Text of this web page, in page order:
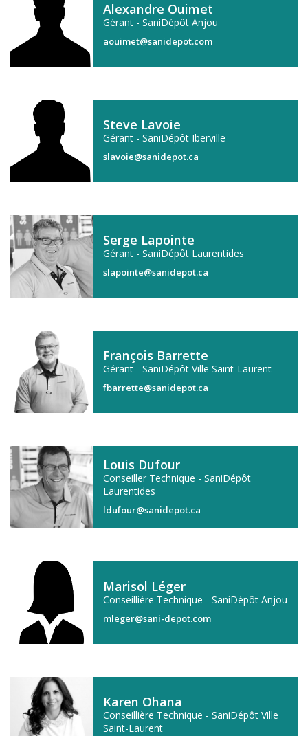
Alexandre Ouimet
Gérant - SaniDépôt Anjou
aouimet@sanidepot.com
Steve Lavoie
Gérant - SaniDépôt Iberville
slavoie@sanidepot.ca
Serge Lapointe
Gérant - SaniDépôt Laurentides
slapointe@sanidepot.ca
François Barrette
Gérant - SaniDépôt Ville Saint-Laurent
fbarrette@sanidepot.ca
Louis Dufour
Conseiller Technique - SaniDépôt
Laurentides
ldufour@sanidepot.ca
Marisol Léger
Conseillière Technique - SaniDépôt Anjou
mleger@sani-depot.com
Karen Ohana
Conseillière Technique - SaniDépôt Ville
Saint-Laurent